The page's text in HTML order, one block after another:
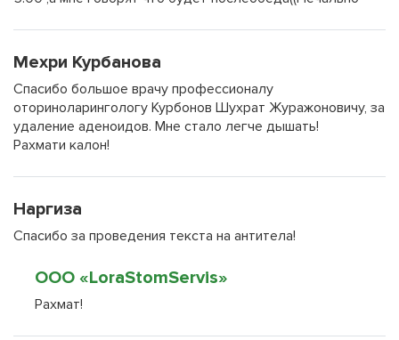
Мехри Курбанова
Спасибо большое врачу профессионалу
оториноларингологу Курбонов Шухрат Журажоновичу, за
удаление аденоидов. Мне стало легче дышать!
Рахмати калон!
Наргиза
Спасибо за проведения текста на антитела!
ООО «LoraStomServis»
Рахмат!